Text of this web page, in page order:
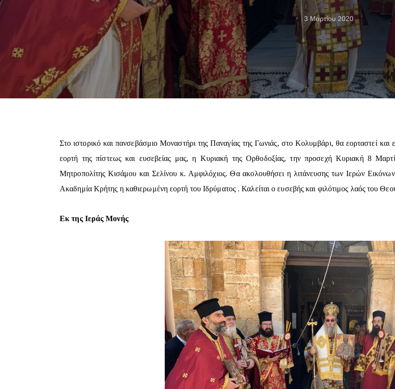
3 Μαρτίου 2020
Στο ιστορικό και πανσεβάσμιο Μοναστήρι της Παναγίας της Γωνιάς, στο Κολυμβάρι, θα εορταστεί
εορτή της πίστεως και ευσεβείας μας, η Κυριακή της Ορθοδοξίας, την προσεχή Κυριακή 8
Μητροπολίτης Κισάμου και Σελίνου κ. Αμφιλόχιος. Θα ακολουθήσει η λιτάνευσης των Ιερών
Ακαδημία Κρήτης η καθιερωμένη εορτή του Ιδρύματος . Καλείται ο ευσεβής και φιλότιμος λαός του
Εκ της Ιεράς Μονής